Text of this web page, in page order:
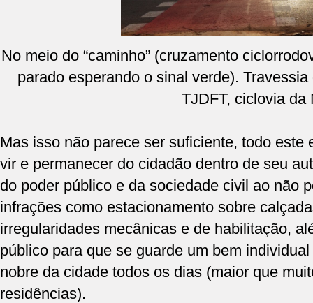
No meio do “caminho” (cruzamento
parado esperando o sinal verde).
TJDFT, ciclovia da
Mas isso não parece ser suficiente, todo este
vir e permanecer do cidadão dentro de seu
do poder público e da sociedade civil ao não
infrações como estacionamento sobre
irregularidades mecânicas e de habilitação,
público para que se guarde um bem
nobre da cidade todos os dias (maior que
residências).